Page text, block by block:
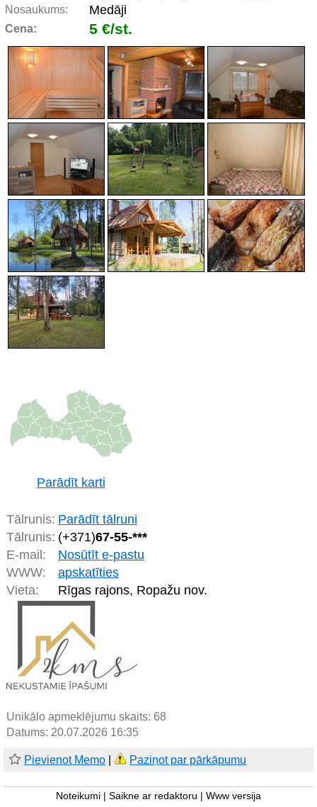
Nosaukums: Medāji
Cena: 5 €/st.
Parādīt karti
Tālrunis: Parādīt tālruni
Tālrunis: (+371)67-55-***
E-mail:
Nosūtīt e-pastu
WWW:
apskatīties
Vieta:
Rīgas rajons, Ropažu nov.
Unikālo apmeklējumu skaits: 68
Datums: 20.07.2026 16:35
Pievienot Memo Paziņot par pārkāpumu
Noteikumi Saikne ar redaktoru Www versija